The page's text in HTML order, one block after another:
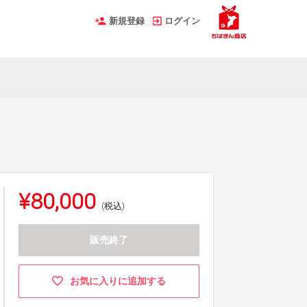
新規登録 ログイン
¥80,000 (税込)
販売終了
お気に入りに追加する